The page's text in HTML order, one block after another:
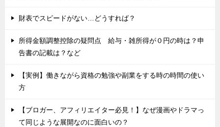
財表でスピードがない…どうすれば？
所得金額調整控除の疑問点 給与・雑所得が０円の時は？申
告書の記載は？など
【実例】働きながら資格の勉強や副業をする時の時間の使い
方
【ブロガー、アフィリエイター必見！】なぜ漫画やドラマっ
て同じような展開なのに面白いの？